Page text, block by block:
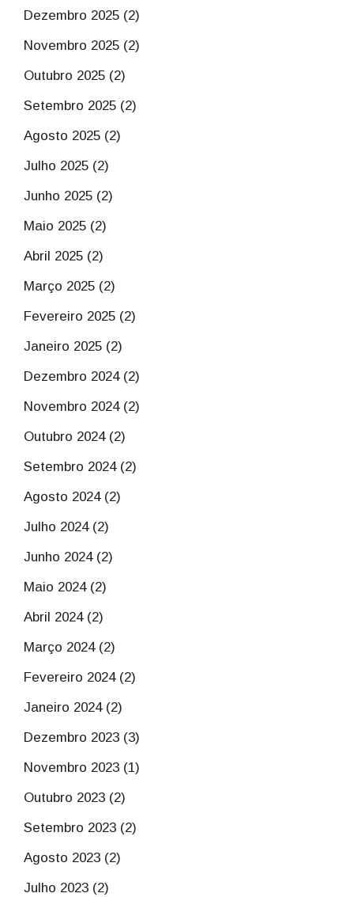
Dezembro 2025 (2)
Novembro 2025 (2)
Outubro 2025 (2)
Setembro 2025 (2)
Agosto 2025 (2)
Julho 2025 (2)
Junho 2025 (2)
Maio 2025 (2)
Abril 2025 (2)
Março 2025 (2)
Fevereiro 2025 (2)
Janeiro 2025 (2)
Dezembro 2024 (2)
Novembro 2024 (2)
Outubro 2024 (2)
Setembro 2024 (2)
Agosto 2024 (2)
Julho 2024 (2)
Junho 2024 (2)
Maio 2024 (2)
Abril 2024 (2)
Março 2024 (2)
Fevereiro 2024 (2)
Janeiro 2024 (2)
Dezembro 2023 (3)
Novembro 2023 (1)
Outubro 2023 (2)
Setembro 2023 (2)
Agosto 2023 (2)
Julho 2023 (2)